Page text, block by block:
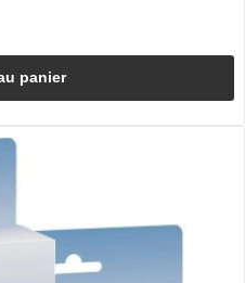
panier